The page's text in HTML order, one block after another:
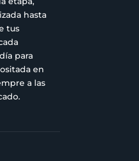
hasta
tus
para
en
a las